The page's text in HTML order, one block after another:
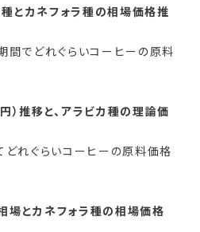
とカネフォラ種の相場価格推
でどれぐらいコーヒーの原料
推移と、アラビカ種の理論価
れぐらいコーヒーの原料価格
とカネフォラ種の相場価格